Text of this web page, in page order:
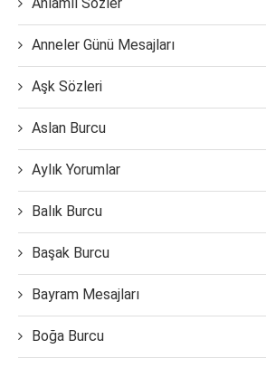
Anlamlı Sözler
Anneler Günü Mesajları
Aşk Sözleri
Aslan Burcu
Aylık Yorumlar
Balık Burcu
Başak Burcu
Bayram Mesajları
Boğa Burcu